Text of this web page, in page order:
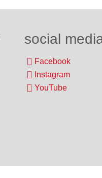
social
Facebook
Instagram
YouTube